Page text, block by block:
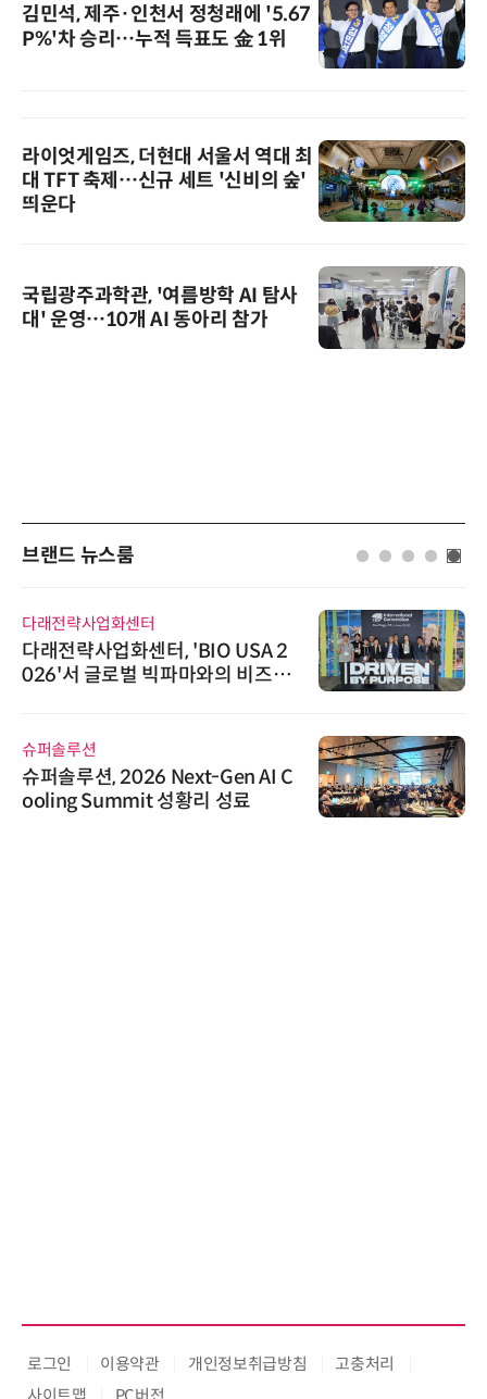
김민석, 제주·인천서 정청래에 '5.67
P%'차 승리…누적 득표도 金 1위
라이엇게임즈, 더현대 서울서 역대 최
대 TFT 축제…신규 세트 '신비의 숲'
띄운다
국립광주과학관, '여름방학 AI 탐사
대' 운영…10개 AI 동아리 참가
브랜드 뉴스룸
다래전략사업화센터
다래전략사업화센터, 'BIO USA 2
026'서 글로벌 빅파마와의 비즈니
슈퍼솔루션
슈퍼솔루션, 2026 Next-Gen AI C
ooling Summit 성황리 성료
로그인 이용약관 개인정보취급방침
고충처리